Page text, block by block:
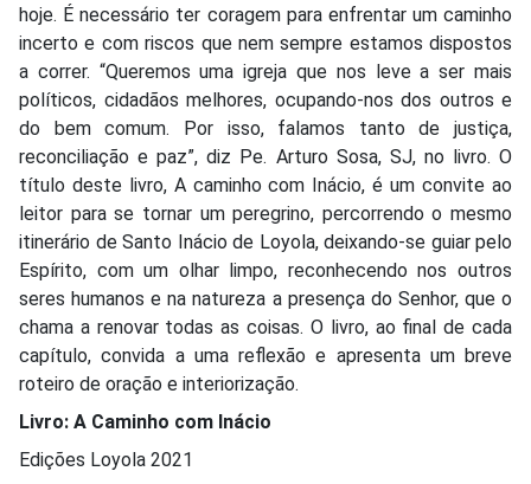
hoje. É necessário ter coragem para enfrentar um caminho
incerto e com riscos que nem sempre estamos dispostos
a correr. “Queremos uma igreja que nos leve a ser mais
políticos, cidadãos melhores, ocupando-nos dos outros e
do bem comum. Por isso, falamos tanto de justiça,
reconciliação e paz”, diz Pe. Arturo Sosa, SJ, no livro. O
título deste livro, A caminho com Inácio, é um convite ao
leitor para se tornar um peregrino, percorrendo o mesmo
itinerário de Santo Inácio de Loyola, deixando-se guiar pelo
Espírito, com um olhar limpo, reconhecendo nos outros
seres humanos e na natureza a presença do Senhor, que o
chama a renovar todas as coisas. O livro, ao final de cada
capítulo, convida a uma reflexão e apresenta um breve
roteiro de oração e interiorização.
Livro: A Caminho com Inácio
Edições Loyola 2021